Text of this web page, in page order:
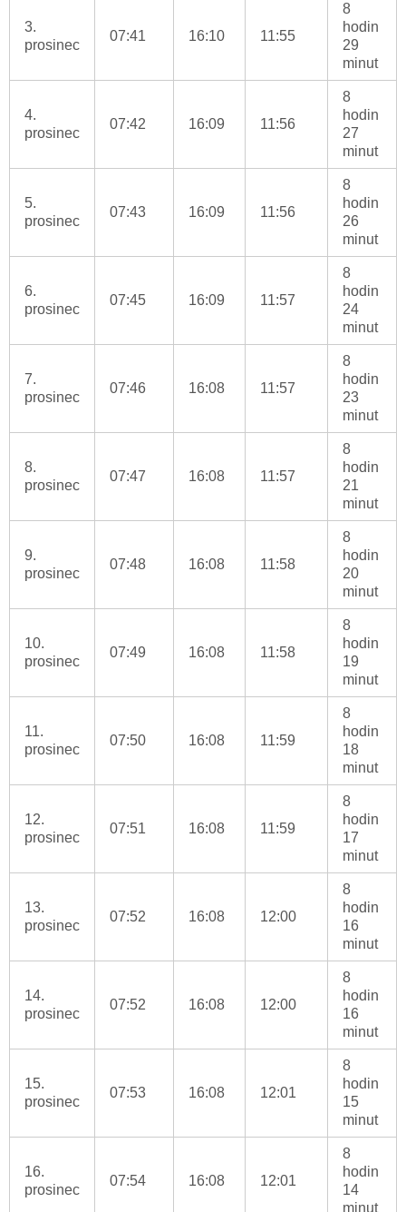
3.
prosinec
07:41 16:10 11:55
8
hodin
29
minut
4.
prosinec
07:42 16:09 11:56
8
hodin
27
minut
5.
prosinec
07:43 16:09 11:56
8
hodin
26
minut
6.
prosinec
07:45 16:09 11:57
8
hodin
24
minut
7.
prosinec
07:46 16:08 11:57
8
hodin
23
minut
8.
prosinec
07:47 16:08 11:57
8
hodin
21
minut
9.
prosinec
07:48 16:08 11:58
8
hodin
20
minut
10.
prosinec
07:49 16:08 11:58
8
hodin
19
minut
11.
prosinec
07:50 16:08 11:59
8
hodin
18
minut
12.
prosinec
07:51 16:08 11:59
8
hodin
17
minut
13.
prosinec
07:52 16:08 12:00
8
hodin
16
minut
14.
prosinec
07:52 16:08 12:00
8
hodin
16
minut
15.
prosinec
07:53 16:08 12:01
8
hodin
15
minut
16.
prosinec
07:54 16:08 12:01
8
hodin
14
minut